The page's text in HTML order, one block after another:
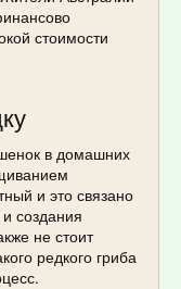
стоимости
в домашних
и это связано
создания
не стоит
редкого гриба